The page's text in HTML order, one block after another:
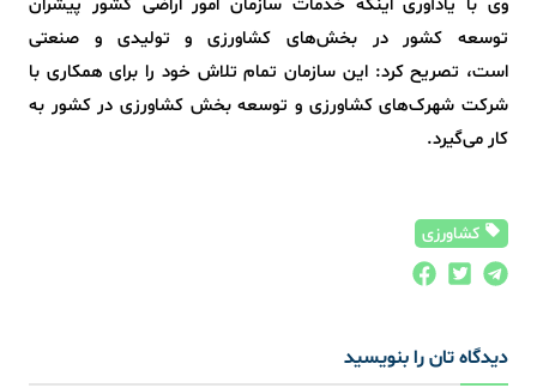
وی با یادآوری اینکه خدمات سازمان امور اراضی کشور پیشران
توسعه کشور در بخش‌های کشاورزی و تولیدی و صنعتی
است، تصریح کرد: این سازمان تمام تلاش خود را برای همکاری با
شرکت شهرک‌های کشاورزی و توسعه بخش کشاورزی در کشور به
کار می‌گیرد.
کشاورزی
دیدگاه تان را بنویسید